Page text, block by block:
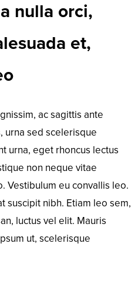
nulla orci,
et,
ac sagittis ante
urna sed scelerisque
urna, eget rhoncus lectus
non neque vitae
Vestibulum eu convallis leo.
suscipit nibh. Etiam leo sem,
luctus vel elit. Mauris
ut, scelerisque